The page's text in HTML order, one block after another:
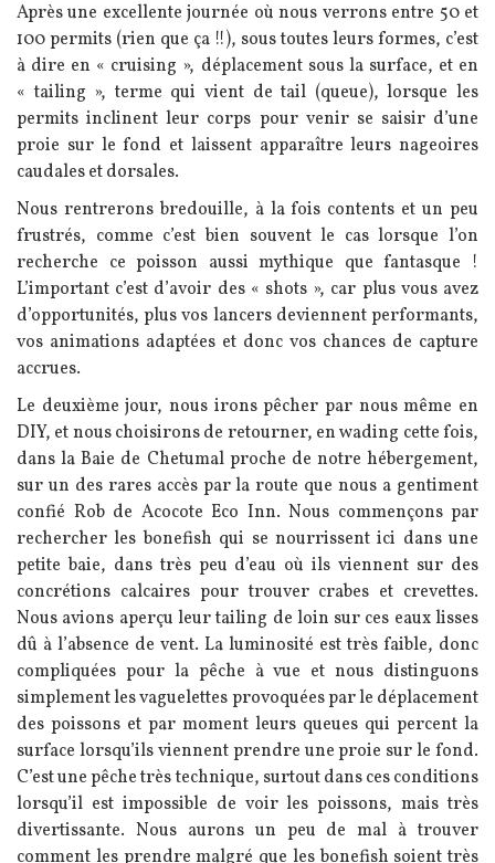
Après une excellente journée où nous verrons entre 50 et
100 permits (rien que ça !!), sous toutes leurs formes, c’est
à dire en « cruising », déplacement sous la surface, et en
« tailing », terme qui vient de tail (queue), lorsque les
permits inclinent leur corps pour venir se saisir d’une
proie sur le fond et laissent apparaître leurs nageoires
caudales et dorsales.
Nous rentrerons bredouille, à la fois contents et un peu
frustrés, comme c’est bien souvent le cas lorsque l’on
recherche ce poisson aussi mythique que fantasque !
L’important c’est d’avoir des « shots », car plus vous avez
d’opportunités, plus vos lancers deviennent performants,
vos animations adaptées et donc vos chances de capture
accrues.
Le deuxième jour, nous irons pêcher par nous même en
DIY, et nous choisirons de retourner, en wading cette fois,
dans la Baie de Chetumal proche de notre hébergement,
sur un des rares accès par la route que nous a gentiment
confié Rob de Acocote Eco Inn. Nous commençons par
rechercher les bonefish qui se nourrissent ici dans une
petite baie, dans très peu d’eau où ils viennent sur des
concrétions calcaires pour trouver crabes et crevettes.
Nous avions aperçu leur tailing de loin sur ces eaux lisses
dû à l’absence de vent. La luminosité est très faible, donc
compliquées pour la pêche à vue et nous distinguons
simplement les vaguelettes provoquées par le déplacement
des poissons et par moment leurs queues qui percent la
surface lorsqu’ils viennent prendre une proie sur le fond.
C’est une pêche très technique, surtout dans ces conditions
lorsqu’il est impossible de voir les poissons, mais très
divertissante. Nous aurons un peu de mal à trouver
comment les prendre malgré que les bonefish soient très